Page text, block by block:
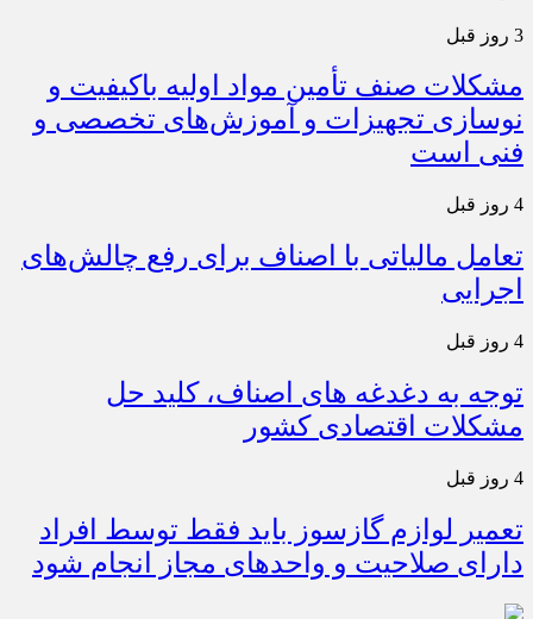
3 روز قبل
مشکلات صنف تأمین مواد اولیه باکیفیت و
نوسازی تجهیزات و آموزش‌های تخصصی و
فنی است
4 روز قبل
تعامل مالیاتی با اصناف برای رفع چالش‌های
اجرایی
4 روز قبل
توجه به دغدغه های اصناف، کلید حل
مشکلات اقتصادی کشور
4 روز قبل
تعمیر لوازم گازسوز باید فقط توسط افراد
دارای صلاحیت و واحدهای مجاز انجام شود